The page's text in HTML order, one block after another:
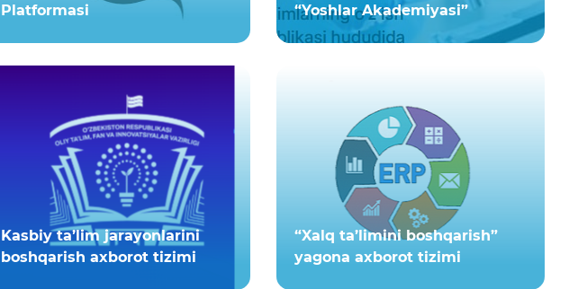
Platformasi
“Yoshlar Akademiyasi”
Kasbiy ta’lim jarayonlarini
boshqarish axborot tizimi
“Xalq ta’limini boshqarish”
yagona axborot tizimi